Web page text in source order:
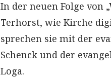
In der neuen Folge von
Terhorst, wie Kirche
sprechen sie mit der
Schenck und der
Loga.